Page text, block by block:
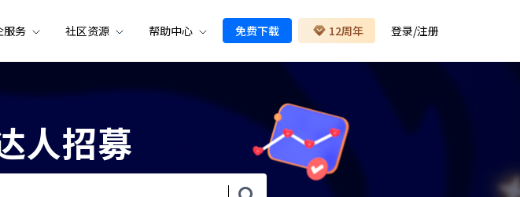
服务 社区资源 帮助中心 免费下载 12周年 登录/注册
人招募